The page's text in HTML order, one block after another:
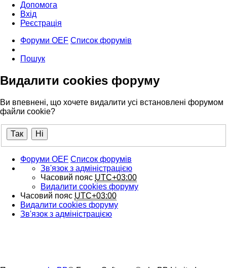
Допомога
Вхід
Реєстрація
Форуми OEF Список форумів
Пошук
Видалити cookies форуму
Ви впевнені, що хочете видалити усі встановлені форумом
файли cookie?
Форуми OEF Список форумів
Зв'язок з адміністрацією
Часовий пояс UTC+03:00
Видалити cookies форуму
Часовий пояс UTC+03:00
Видалити cookies форуму
Зв'язок з адміністрацією